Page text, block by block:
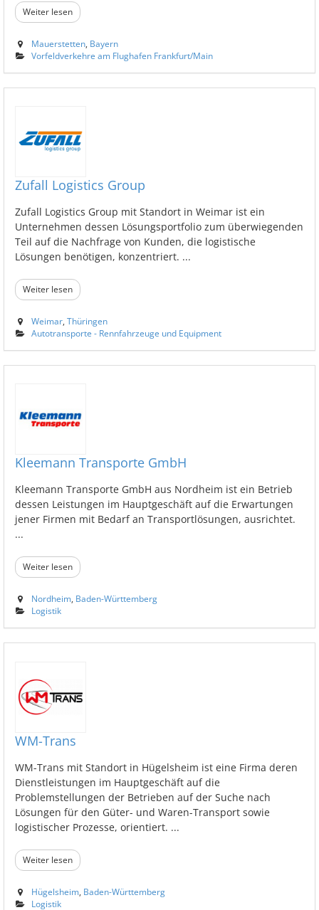
Weiter lesen
Mauerstetten Bayern
Vorfeldverkehre am Flughafen Frankfurt/Main
Zufall Logistics Group
Zufall Logistics Group mit Standort in Weimar ist ein
Unternehmen dessen Lösungsportfolio zum überwiegenden
Teil auf die Nachfrage von Kunden, die logistische
Lösungen benötigen, konzentriert. ...
Weiter lesen
Weimar Thüringen
Autotransporte - Rennfahrzeuge und Equipment
Kleemann Transporte GmbH
Kleemann Transporte GmbH aus Nordheim ist ein Betrieb
dessen Leistungen im Hauptgeschäft auf die Erwartungen
jener Firmen mit Bedarf an Transportlösungen, ausrichtet.
...
Weiter lesen
Nordheim, Baden-Württemberg
Logistik
WM-Trans
WM-Trans mit Standort in Hügelsheim ist eine Firma deren
Dienstleistungen im Hauptgeschäft auf die
Problemstellungen der Betrieben auf der Suche nach
Lösungen für den Güter- und Waren-Transport sowie
logistischer Prozesse, orientiert. ...
Weiter lesen
Hügelsheim Baden-Württemberg
Logistik